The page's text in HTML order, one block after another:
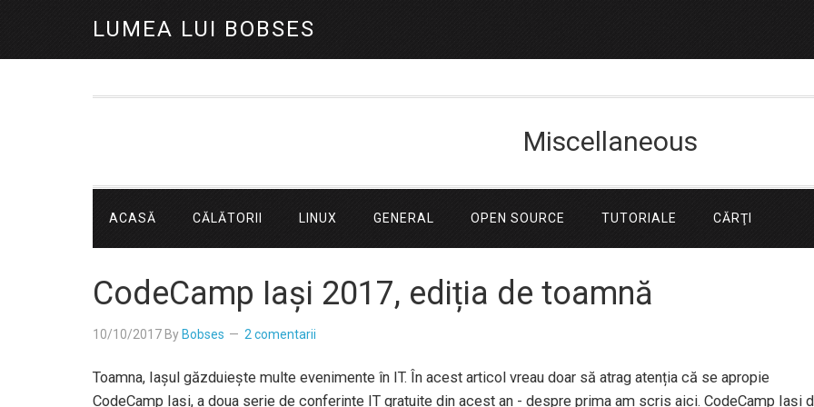
LUMEA LUI BOBSES
Miscellaneous
ACASĂ CĂLĂTORII LINUX GENERAL OPEN SOURCE TUTORIALE CĂRŢI
CodeCamp Iași 2017, ediția de toamnă
10/10/2017 By Bobses 2 comentarii
Toamna, Iașul găzduiește multe evenimente în IT. În acest articol vreau doar să atrag atenția că se apropie
CodeCamp Iași, a doua serie de conferințe IT gratuite din acest an - despre prima am scris aici. CodeCamp Iași